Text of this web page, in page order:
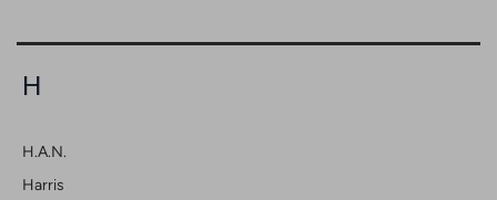
H
H.a.n.
Harris